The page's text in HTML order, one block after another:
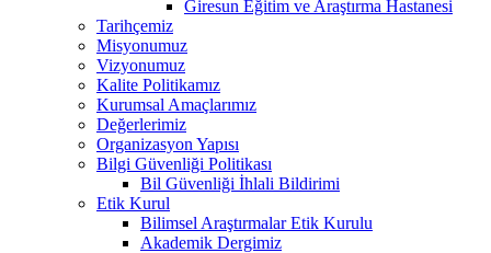
Giresun Eğitim ve Araştırma Hastanesi
Tarihçemiz
Misyonumuz
Vizyonumuz
Kalite Politikamız
Kurumsal Amaçlarımız
Değerlerimiz
Organizasyon Yapısı
Bilgi Güvenliği Politikası
Bil Güvenliği İhlali Bildirimi
Etik Kurul
Bilimsel Araştırmalar Etik Kurulu
Akademik Dergimiz